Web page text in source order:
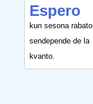
Espero
kun sesona rabato
sendepende de la
kvanto.